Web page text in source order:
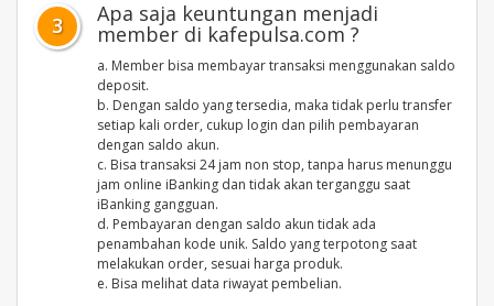
3 Apa saja keuntungan menjadi
member di kafepulsa.com ?
a. Member bisa membayar transaksi menggunakan saldo
deposit.
b. Dengan saldo yang tersedia, maka tidak perlu transfer
setiap kali order, cukup login dan pilih pembayaran
dengan saldo akun.
c. Bisa transaksi 24 jam non stop, tanpa harus menunggu
jam online iBanking dan tidak akan terganggu saat
iBanking gangguan.
d. Pembayaran dengan saldo akun tidak ada
penambahan kode unik. Saldo yang terpotong saat
melakukan order, sesuai harga produk.
e. Bisa melihat data riwayat pembelian.